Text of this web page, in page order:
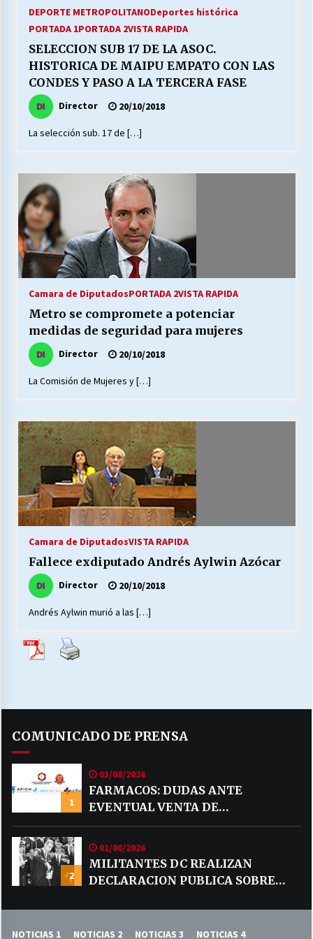
LABORAL:
13/07/2026
Escuela hospitalaria El Carmen de Maipu.
23/06/2026
VOLVER A SER ALTERNATIVA
16/06/2026
MUNICIPALIDADES, HONORARIOS, DESPIDOS
28/05/2026
Releyendo la Rerum Novarum a 135 años. “La
16/05/2026
S.O.S. a los ricos, Save Our Souls (Salvar
Nuestras Almas)
30/04/2026
¿Asesores con doble sueldo?
18/04/2026
Chile y sus segmentos de la riqueza
06/04/2026
DEPORTE METROPOLITANODeportes histórica
PORTADA 1PORTADA 2VISTA RAPIDA
SELECCION SUB 17 DE LA ASOC.
HISTORICA DE MAIPU EMPATO CON LAS
CONDES Y PASO A LA TERCERA FASE
Director 20/10/2018
La selección sub. 17 de […]
Camara de DiputadosPORTADA 2VISTA RAPIDA
Metro se compromete a potenciar
medidas de seguridad para mujeres
Director 20/10/2018
La Comisión de Mujeres y […]
Camara de DiputadosVISTA RAPIDA
Fallece exdiputado Andrés Aylwin Azócar
Director 20/10/2018
Andrés Aylwin murió a las […]
COMUNICADO DE PRENSA
1
03/08/2026
FARMACOS: DUDAS ANTE
EVENTUAL VENTA DE
MEDICAMENTOS POR MERCADO
LIBRE
2
01/08/2026
MILITANTES DC REALIZAN
DECLARACION PUBLICA SOBRE
NOTICIAS 1 NOTICIAS 2 NOTICIAS 3 NOTICIAS 4